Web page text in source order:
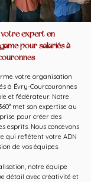
expert en
pour salariés à
votre organisation
à Évry-Courcouronnes
et fédérateur. Notre
met son expertise au
pour créer des
esprits. Nous concevons
qui reflètent votre ADN
de vos équipes.
notre équipe
détail avec créativité et